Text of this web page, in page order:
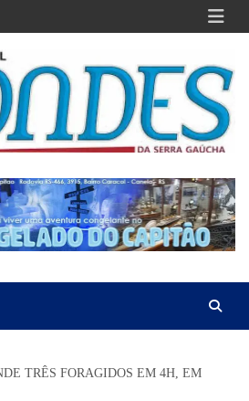
da Serra Gaúcha
TRÊS FORAGIDOS EM 4H, EM